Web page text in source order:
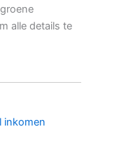
alle details te
inkomen